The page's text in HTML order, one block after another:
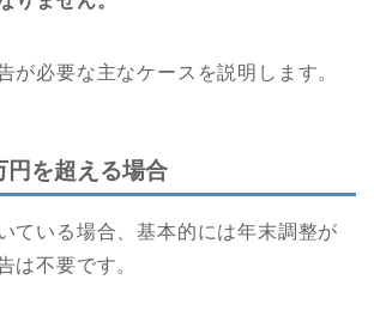
が必要な主なケースを説明します。
を超える場合
ている場合、基本的には年末調整が
は不要です。